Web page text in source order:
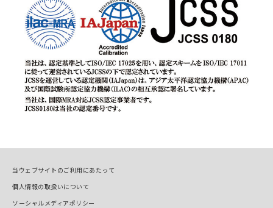
当ウェブサイトのご利用にあたって
個人情報の取扱いについて
ソーシャルメディアポリシー